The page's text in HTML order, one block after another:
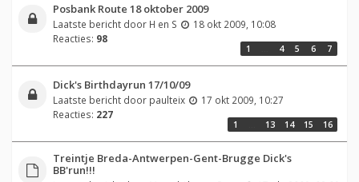
Posbank Route 18 oktober 2009
Laatste bericht door H en S
18 okt 2009, 10:08
Reacties: 98
1 4 5 6 7
Dick's Birthdayrun 17/10/09
Laatste bericht door paulteix
17 okt 2009, 10:27
Reacties: 227
1 13 14 15 16
Treintje Breda-Antwerpen-Gent-Brugge Dick's
BB'run!!!